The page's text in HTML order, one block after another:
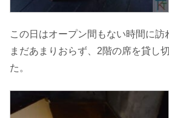
この日はオープン間もない時間に訪
まだあまりおらず、2階の席を貸し
た。